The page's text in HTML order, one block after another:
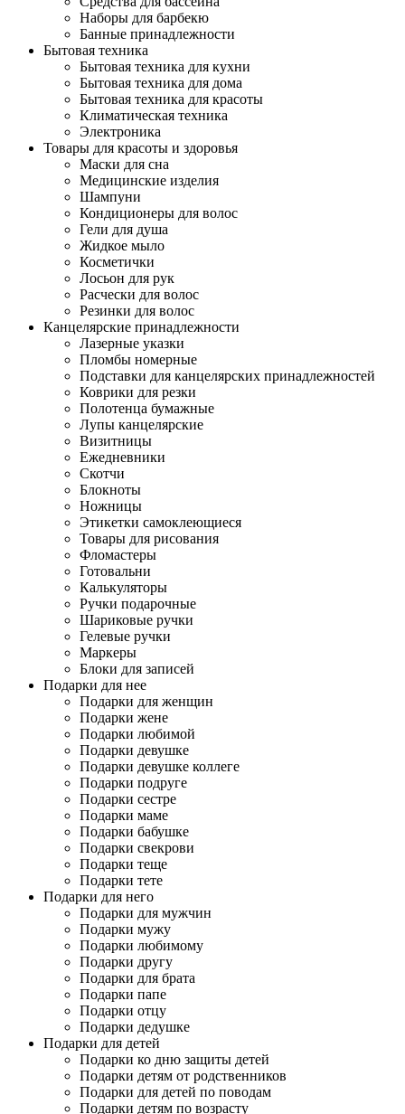
Наборы для барбекю
Банные принадлежности
Бытовая техника
Бытовая техника для кухни
Бытовая техника для дома
Бытовая техника для красоты
Климатическая техника
Электроника
Товары для красоты и здоровья
Маски для сна
Медицинские изделия
Шампуни
Кондиционеры для волос
Гели для душа
Жидкое мыло
Косметички
Лосьон для рук
Расчески для волос
Резинки для волос
Канцелярские принадлежности
Лазерные указки
Пломбы номерные
Подставки для канцелярских принадлежностей
Коврики для резки
Полотенца бумажные
Лупы канцелярские
Визитницы
Ежедневники
Скотчи
Блокноты
Ножницы
Этикетки самоклеющиеся
Товары для рисования
Фломастеры
Готовальни
Калькуляторы
Ручки подарочные
Шариковые ручки
Гелевые ручки
Маркеры
Блоки для записей
Подарки для нее
Подарки для женщин
Подарки жене
Подарки любимой
Подарки девушке
Подарки девушке коллеге
Подарки подруге
Подарки сестре
Подарки маме
Подарки бабушке
Подарки свекрови
Подарки теще
Подарки тете
Подарки для него
Подарки для мужчин
Подарки мужу
Подарки любимому
Подарки другу
Подарки для брата
Подарки папе
Подарки отцу
Подарки дедушке
Подарки для детей
Подарки ко дню защиты детей
Подарки детям от родственников
Подарки для детей по поводам
Подарки детям по возрасту